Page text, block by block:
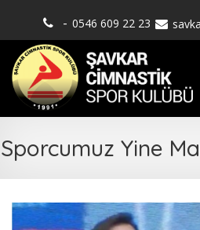
- 0546 609 22 23
Sporcumuz Yine